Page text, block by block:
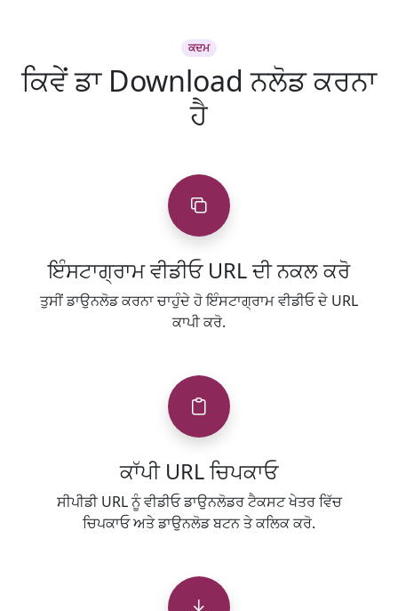
ਕਦਮ
ਕਿਵੇਂ ਡਾ Download ਨਲੋਡ ਕਰਨਾ
ਹੈ
ਇੰਸਟਾਗ੍ਰਾਮ ਵੀਡੀਓ URL ਦੀ ਨਕਲ ਕਰੋ
ਤੁਸੀਂ ਡਾਉਨਲੋਡ ਕਰਨਾ ਚਾਹੁੰਦੇ ਹੋ ਇੰਸਟਾਗ੍ਰਾਮ ਵੀਡੀਓ ਦੇ URL
ਕਾਪੀ ਕਰੋ.
ਕਾੱਪੀ URL ਚਿਪਕਾਓ
ਸੀਪੀਡੀ URL ਨੂੰ ਵੀਡੀਓ ਡਾਉਨਲੋਡਰ ਟੈਕਸਟ ਖੇਤਰ ਵਿੱਚ
ਚਿਪਕਾਓ ਅਤੇ ਡਾਉਨਲੋਡ ਬਟਨ ਤੇ ਕਲਿਕ ਕਰੋ.